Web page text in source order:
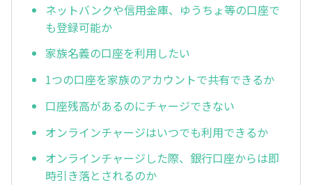
ネットバンクや信用金庫、ゆうちょ等の口座で
も登録可能か
家族名義の口座を利用したい
1つの口座を家族のアカウントで共有できるか
口座残高があるのにチャージできない
オンラインチャージはいつでも利用できるか
オンラインチャージした際、銀行口座からは即
時引き落とされるのか